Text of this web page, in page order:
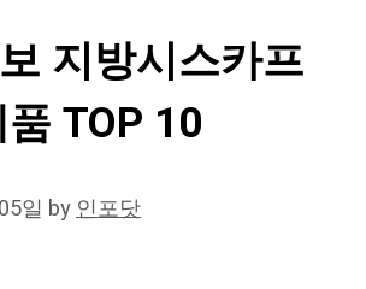
지방시스카프
TOP 10
일 by인포닷